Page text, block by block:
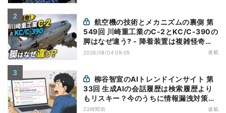
549回 川崎重工業のC-2とKC/C-390の
脚はなぜ違う? - 降着装置は複雑怪奇
(5)|軍用輸送機(10)
2026/08/04 09:05 連載
33回 生成AIの会話履歴は検索履歴より
もリスキー？今のうちに情報漏洩対策を
万全にしておこう
23時間前 連載